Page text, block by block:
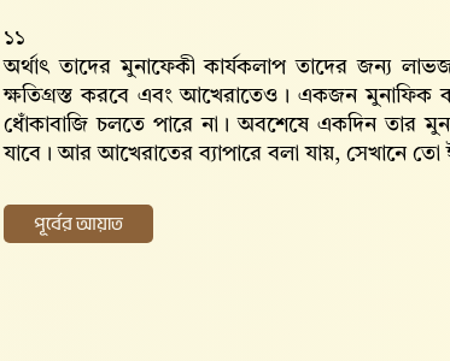
১১
অর্থাৎ তাদের মুনাফেকী কার্যকলাপ তাদের জন্য
ক্ষতিগ্রস্ত করবে এবং আখেরাতেও। একজন মুনাফিক
ধোঁকাবাজি চলতে পারে না। অবশেষে একদিন তার
যাবে। আর আখেরাতের ব্যাপারে বলা যায়, সেখানে
পূর্বের আয়াত